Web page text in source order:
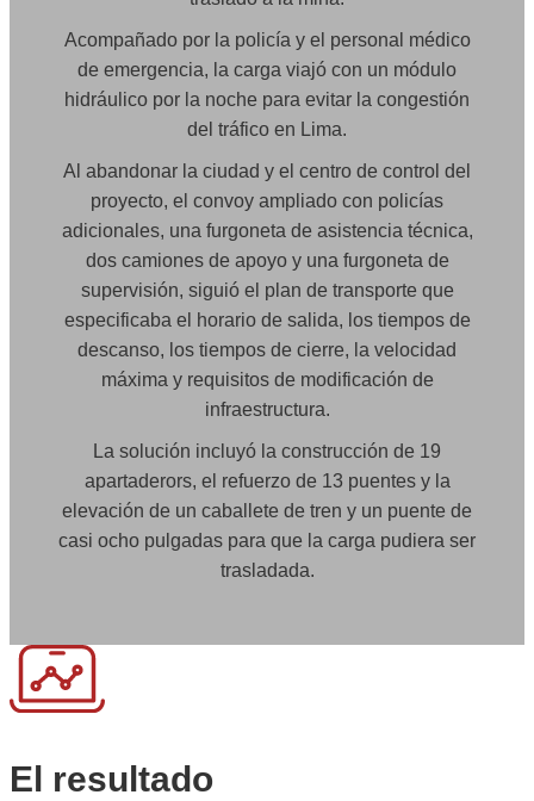
Acompañado por la policía y el personal médico
de emergencia, la carga viajó con un módulo
hidráulico por la noche para evitar la congestión
del tráfico en Lima.
Al abandonar la ciudad y el centro de control del
proyecto, el convoy ampliado con policías
adicionales, una furgoneta de asistencia técnica,
dos camiones de apoyo y una furgoneta de
supervisión, siguió el plan de transporte que
especificaba el horario de salida, los tiempos de
descanso, los tiempos de cierre, la velocidad
máxima y requisitos de modificación de
infraestructura.
La solución incluyó la construcción de 19
apartaderors, el refuerzo de 13 puentes y la
elevación de un caballete de tren y un puente de
casi ocho pulgadas para que la carga pudiera ser
trasladada.
El resultado